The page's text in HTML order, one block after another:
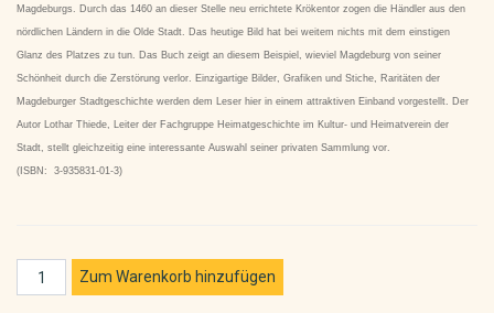
Magdeburgs. Durch das 1460 an dieser Stelle neu errichtete Krökentor zogen die Händler aus den
nördlichen Ländern in die Olde Stadt. Das heutige Bild hat bei weitem nichts mit dem einstigen
Glanz des Platzes zu tun. Das Buch zeigt an diesem Beispiel, wieviel Magdeburg von seiner
Schönheit durch die Zerstörung verlor. Einzigartige Bilder, Grafiken und Stiche, Raritäten der
Magdeburger Stadtgeschichte werden dem Leser hier in einem attraktiven Einband vorgestellt. Der
Autor Lothar Thiede, Leiter der Fachgruppe Heimatgeschichte im Kultur- und Heimatverein der
Stadt, stellt gleichzeitig eine interessante Auswahl seiner privaten Sammlung vor.
(ISBN: 3-935831-01-3)